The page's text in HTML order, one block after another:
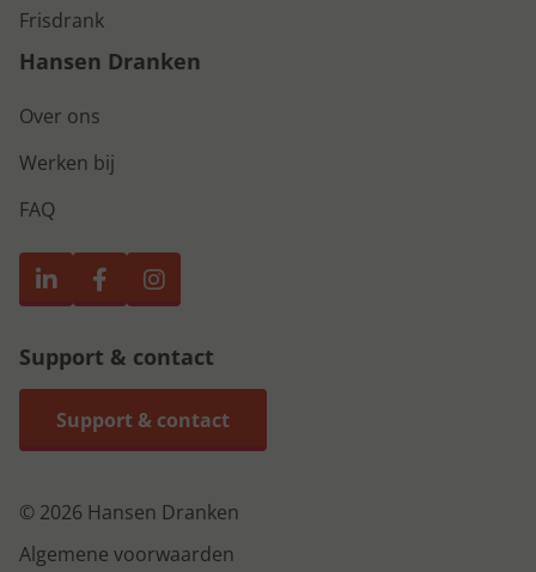
Frisdrank
Hansen Dranken
Over ons
Werken bij
FAQ
Support & contact
Support & contact
© 2026 Hansen Dranken
Algemene voorwaarden